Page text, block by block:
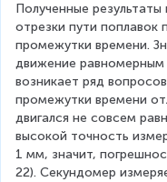
~
(
с
м
/
с
)
Полученные
отрезки пути поплавок
промежутки времени.
движение
возникает ряд
промежутки времени
двигался не совсем
высокой точность
1 мм, значит,
22). Секундомер